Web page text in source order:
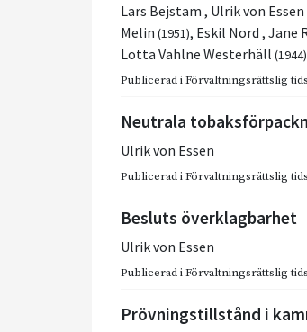
Lars Bejstam , Ulrik von Essen
Melin (1951), Eskil Nord , Jane
Lotta Vahlne Westerhäll (1944)
Publicerad iFörvaltningsrättslig
Neutrala
Ulrik von Essen
Publicerad iFörvaltningsrättslig
Besluts överklagbarhet
Ulrik von Essen
Publicerad iFörvaltningsrättslig
Prövningstillstånd i